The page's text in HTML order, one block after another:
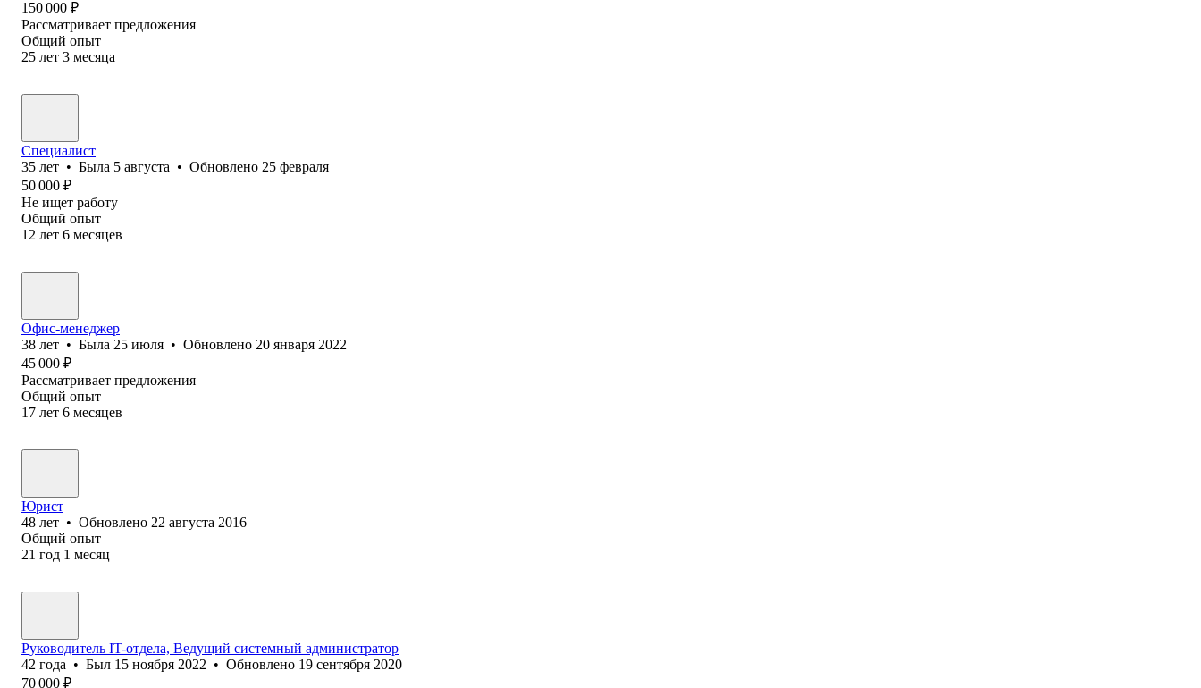
150 000 ₽
Рассматривает предложения
Общий опыт
25 лет 3 месяца
Специалист
35 лет • Была 5 августа • Обновлено 25 февраля
50 000 ₽
Не ищет работу
Общий опыт
12 лет 6 месяцев
Офис-менеджер
38 лет • Была 25 июля • Обновлено 20 января 2022
45 000 ₽
Рассматривает предложения
Общий опыт
17 лет 6 месяцев
Юрист
48 лет • Обновлено 22 августа 2016
Общий опыт
21 год 1 месяц
Руководитель IT-отдела, Ведущий системный администратор
42 года • Был 15 ноября 2022 • Обновлено 19 сентября 2020
70 000 ₽